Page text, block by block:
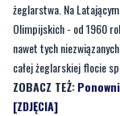
żeglarstwa. Na
Olimpijskich - od 1960
nawet tych
całej żeglarskiej flocie
ZOBACZ TEŻ:
[ZDJĘCIA]